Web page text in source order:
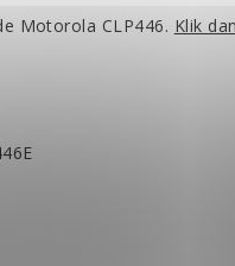
Motorola CLP446. Klik